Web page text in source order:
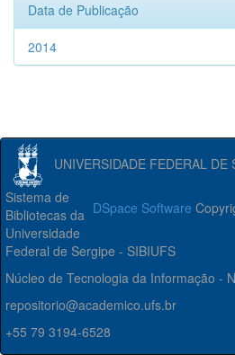
Data de Publicação
2014
UNIVERSIDADE FEDERAL DE
DSpace Software
Sistema de
Bibliotecas da
Universidade
Federal de Sergipe - SIBIUFS
Núcleo de Tecnologia da Informação -
repositorio@academico.ufs.br
+55 79 3194-6528